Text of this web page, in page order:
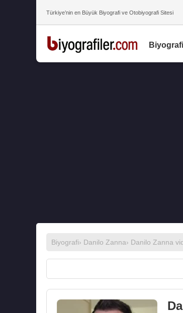
Türkiye’nin en Büyük Biyografi ve Otobiyografi Sitesi
Biyografi› Danilo Zanna› Danilo Zanna